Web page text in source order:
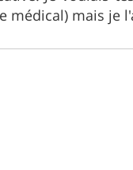
médical) mais je